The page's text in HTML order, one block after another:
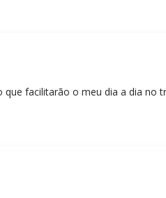
facilitarão o meu dia a dia no